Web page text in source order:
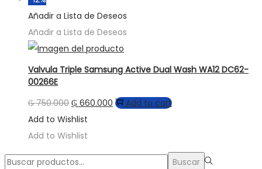
Añadir a Lista de Deseos
Añadir a Lista de Deseos
Valvula Triple Samsung Active Dual Wash WA12 DC62-
00266E
₲750.000 ₲ 660.000
Add to cart
Add to Wishlist
Add to Wishlist
Búsqueda
Buscar